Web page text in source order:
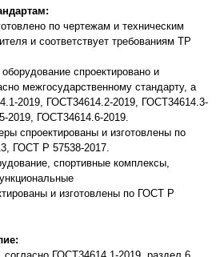
по чертежам и техническим
и соответствует требованиям ТР
спроектировано и
межгосударственному стандарту, а
2019, ГОСТ34614.2-2019, ГОСТ34614.3-
2019, ГОСТ34614.6-2019.
спроектированы и изготовлены по
ГОСТ Р 57538-2017.
спортивные комплексы,
и изготовлены по ГОСТ Р